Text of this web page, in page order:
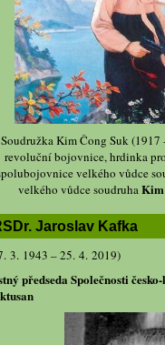
Soudružka Kim Čong Suk
revoluční bojovnice, hrdinka
velkého vůdce
velkého vůdce soudruha
Jaroslav Kafka
3. 1943 – 25. 4. 2019)
předseda Společnosti